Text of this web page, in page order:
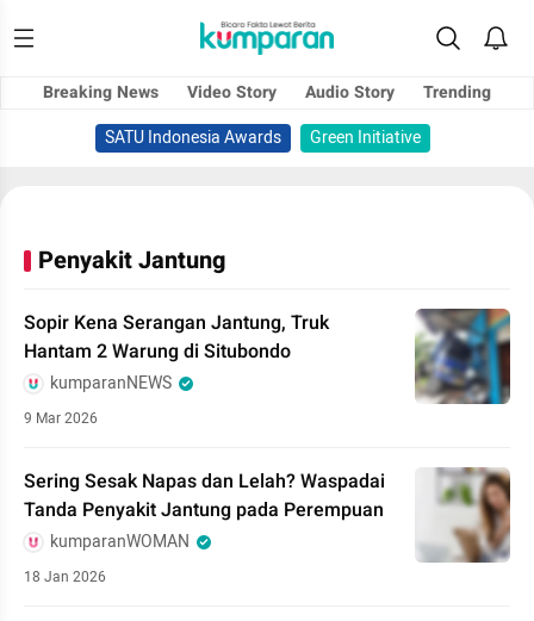
Breaking News Video Story Audio Story
Trending
SATU Indonesia Awards
Green Initiative
Penyakit Jantung
Sopir Kena Serangan Jantung, Truk
Hantam 2 Warung di Situbondo
kumparanNEWS
9 Mar 2026
Sering Sesak Napas dan Lelah? Waspadai
Tanda Penyakit Jantung pada Perempuan
kumparanWOMAN
18 Jan 2026